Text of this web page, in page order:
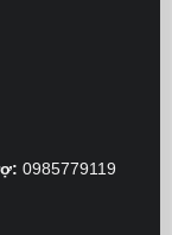
0985779119